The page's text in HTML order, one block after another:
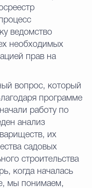
Общественная
и
организации
ведомство
необходимых
прав на
вопрос, который
программе
работу по
анализ
их
садовых
строительства
когда началась
мы понимаем,